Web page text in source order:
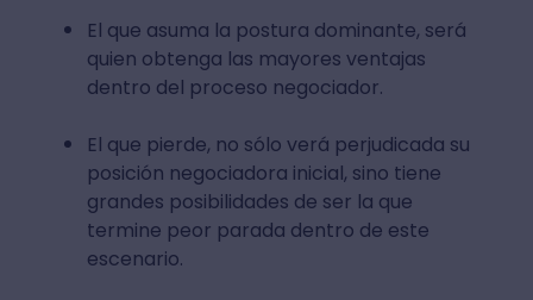
El que asuma la postura dominante, será
quien obtenga las mayores ventajas
dentro del proceso negociador.
El que pierde, no sólo verá perjudicada su
posición negociadora inicial, sino tiene
grandes posibilidades de ser la que
termine peor parada dentro de este
escenario.